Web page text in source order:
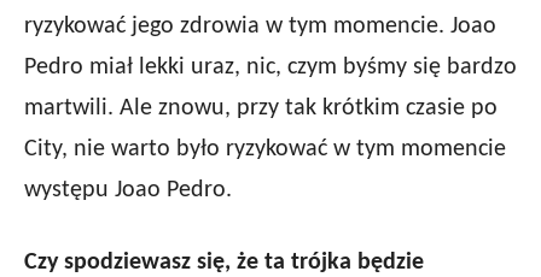
ryzykować jego zdrowia w tym momencie. Joao
Pedro miał lekki uraz, nic, czym byśmy się bardzo
martwili. Ale znowu, przy tak krótkim czasie po
City, nie warto było ryzykować w tym momencie
występu Joao Pedro.
Czy spodziewasz się, że ta trójka będzie